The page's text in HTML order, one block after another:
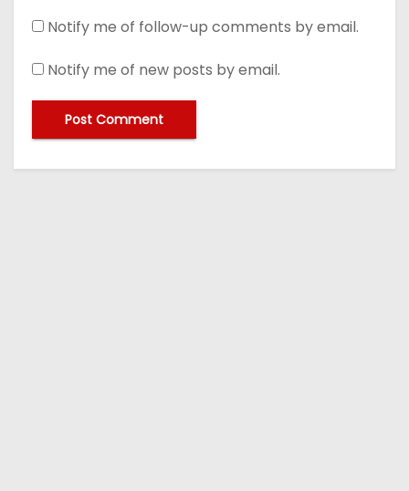
Notify me of follow-up comments by email.
Notify me of new posts by email.